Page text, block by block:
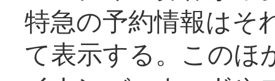
特急の予約情報はそ
て表示する。このほ